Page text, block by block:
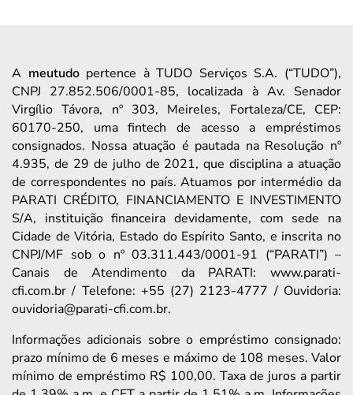
A meutudopertence à TUDO Serviços S.A. (“TUDO”),
CNPJ 27.852.506/0001-85, localizada à Av. Senador
Virgílio Távora, nº 303, Meireles, Fortaleza/CE, CEP:
60170-250, uma fintech de acesso a empréstimos
consignados. Nossa atuação é pautada na Resolução nº
4.935, de 29 de julho de 2021, que disciplina a atuação
de correspondentes no país. Atuamos por intermédio da
PARATI CRÉDITO, FINANCIAMENTO E INVESTIMENTO
S/A, instituição financeira devidamente, com sede na
Cidade de Vitória, Estado do Espírito Santo, e inscrita no
CNPJ/MF sob o nº 03.311.443/0001-91 (“PARATI”) –
Canais de Atendimento da PARATI: www.parati-
cfi.com.br / Telefone: +55 (27) 2123-4777 / Ouvidoria:
ouvidoria@parati-cfi.com.br.
Informações adicionais sobre o empréstimo consignado:
prazo mínimo de 6 meses e máximo de 108 meses. Valor
mínimo de empréstimo R$ 100,00. Taxa de juros a partir